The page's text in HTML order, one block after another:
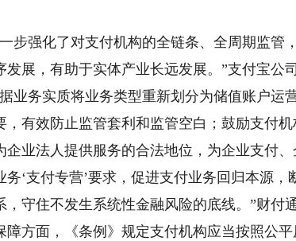
强化了对支付机构的全链条、全周期监管
发展，有助于实体产业长远发展。”支付宝公
务实质将业务类型重新划分为储值账户运
，有效防止监管套利和监管空白；鼓励支付
企业法人提供服务的合法地位，为企业支付
务‘支付专营’要求，促进支付业务回归本源，
，守住不发生系统性金融风险的底线。”财付
面，《条例》规定支付机构应当按照公平